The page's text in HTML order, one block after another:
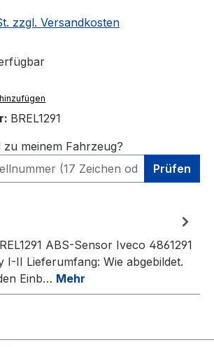
zzgl. Versandkosten
BREL1291
zu meinem Fahrzeug?
Prüfen
ABS-Sensor Iveco 4861291
I-II Lieferumfang: Wie abgebildet.
Einb… Mehr